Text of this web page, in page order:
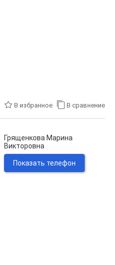
В избранное В сравнение
Грященкова Марина
Викторовна
Показать телефон